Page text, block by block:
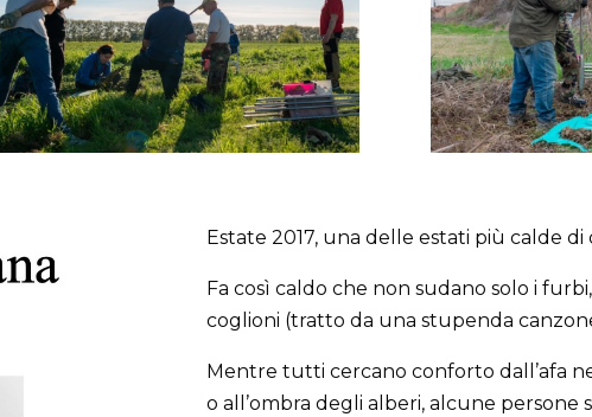
Estate 2017, una delle estati più calde
Fa così caldo che non sudano solo i
coglioni (tratto da una stupenda
Mentre tutti cercano conforto dall’afa
o all’ombra degli alberi, alcune persone